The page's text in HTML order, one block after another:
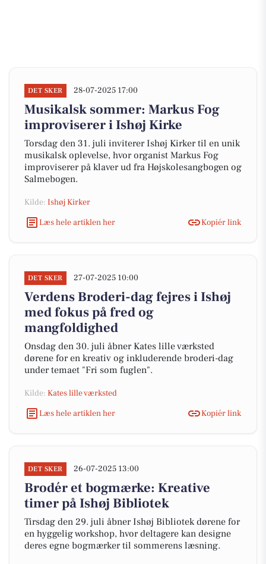
DET SKER 28-07-2025 17:00
Musikalsk sommer: Markus Fog
improviserer i Ishøj Kirke
Torsdag den 31. juli inviterer Ishøj Kirker til en unik
musikalsk oplevelse, hvor organist Markus Fog
improviserer på klaver ud fra Højskolesangbogen og
Salmebogen.
Kilde: Ishøj Kirker
Læs hele artiklen her
Kopiér link
DET SKER 27-07-2025 10:00
Verdens Broderi-dag fejres i Ishøj
med fokus på fred og
mangfoldighed
Onsdag den 30. juli åbner Kates lille værksted
dørene for en kreativ og inkluderende broderi-dag
under temaet "Fri som fuglen".
Kilde: Kates lille værksted
Læs hele artiklen her
Kopiér link
DET SKER 26-07-2025 13:00
Brodér et bogmærke: Kreative
timer på Ishøj Bibliotek
Tirsdag den 29. juli åbner Ishøj Bibliotek dørene for
en hyggelig workshop, hvor deltagere kan designe
deres egne bogmærker til sommerens læsning.